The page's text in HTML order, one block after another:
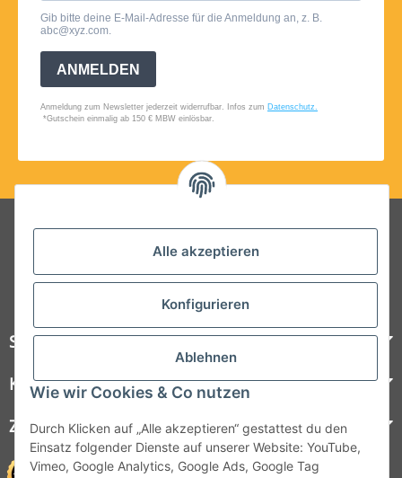
Alle akzeptieren
Konfigurieren
Ablehnen
Wie wir Cookies & Co nutzen
Durch Klicken auf „Alle akzeptieren“ gestattest du den
Einsatz folgender Dienste auf unserer Website: YouTube,
Vimeo, Google Analytics, Google Ads, Google Tag
Folgt uns auf Social Media
Steelboxx
Kundenservice
Zahlungsmöglichkeiten